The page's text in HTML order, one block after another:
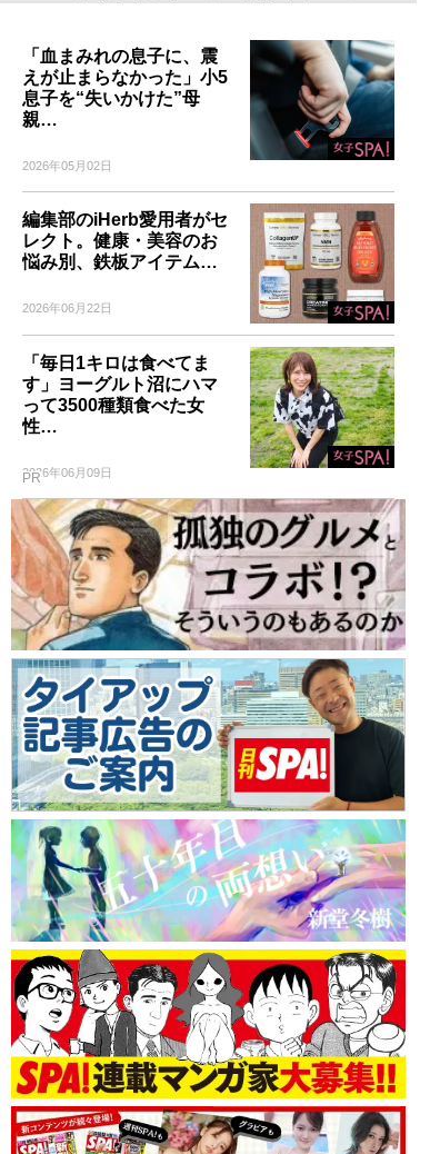
「血まみれの息子に、震
えが止まらなかった」小5
息子を“失いかけた”母
親…
2026年05月02日
編集部のiHerb愛用者がセ
レクト。健康・美容のお
悩み別、鉄板アイテム…
2026年06月22日
「毎日1キロは食べてま
す」ヨーグルト沼にハマ
って3500種類食べた女
性…
2026年06月09日
PR